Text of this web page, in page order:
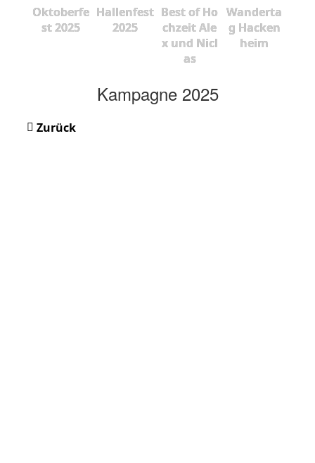
Oktoberfe
st 2025
Hallenfest
2025
Best of Ho
chzeit Ale
x und Nicl
as
Wanderta
g Hacken
heim
Kampagne 2025
Zurück